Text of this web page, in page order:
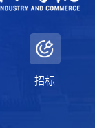
招标